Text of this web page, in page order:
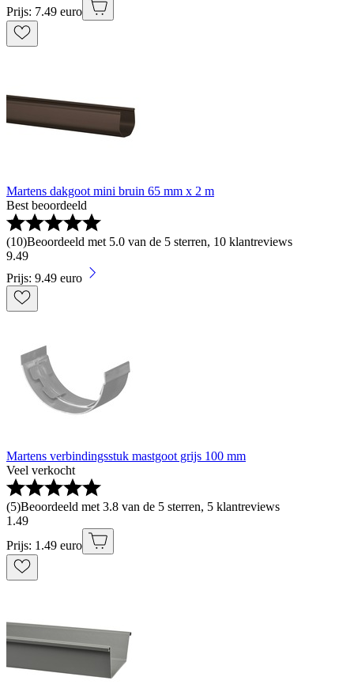
Prijs: 7.49 euro
Martens dakgoot mini bruin 65 mm x 2 m
Best beoordeeld
(10)Beoordeeld met 5.0 van de 5 sterren, 10 klantreviews
9.49
Prijs: 9.49 euro
Martens verbindingsstuk mastgoot grijs 100 mm
Veel verkocht
(5)Beoordeeld met 3.8 van de 5 sterren, 5 klantreviews
1 .49
Prijs: 1.49 euro